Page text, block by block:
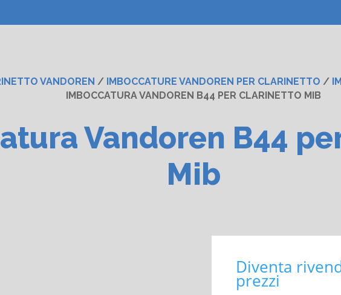
VANDOREN / IMBOCCATURE VANDOREN PER CLARINETTO /
IMBOCCATURA VANDOREN B44 PER CLARINETTO MIB
Vandoren B44
Mib
Diventa
prezzi